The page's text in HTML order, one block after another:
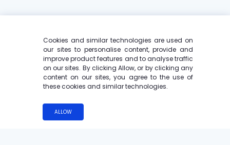
Cookies and similar technologies are used on
our sites to personalise content, provide and
improve product features and to analyse traffic
on our sites. By clicking Allow, or by clicking any
content on our sites, you agree to the use of
these cookies and similar technologies.
ALLOW